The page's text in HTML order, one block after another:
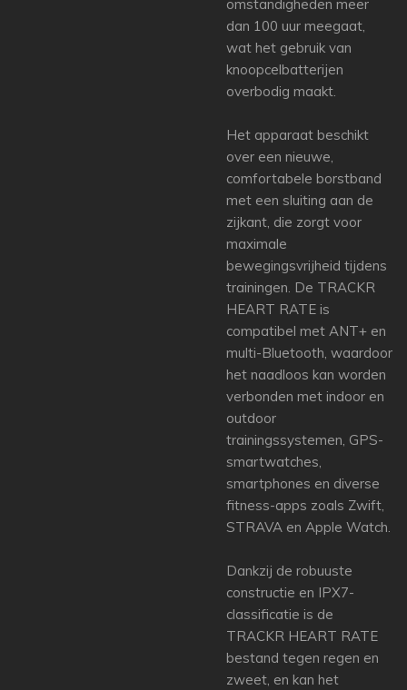
omstandigheden meer
dan 100 uur meegaat,
wat het gebruik van
knoopcelbatterijen
overbodig maakt.
Het apparaat beschikt
over een nieuwe,
comfortabele borstband
met een sluiting aan de
zijkant, die zorgt voor
maximale
bewegingsvrijheid tijdens
trainingen. De TRACKR
HEART RATE is
compatibel met ANT+ en
multi-Bluetooth, waardoor
het naadloos kan worden
verbonden met indoor en
outdoor
trainingssystemen, GPS-
smartwatches,
smartphones en diverse
fitness-apps zoals Zwift,
STRAVA en Apple Watch.
Dankzij de robuuste
constructie en IPX7-
classificatie is de
TRACKR HEART RATE
bestand tegen regen en
zweet, en kan het